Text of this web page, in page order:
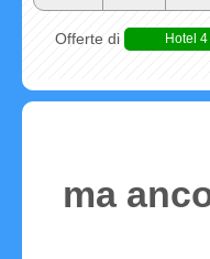
Offerte di Hotel
ma